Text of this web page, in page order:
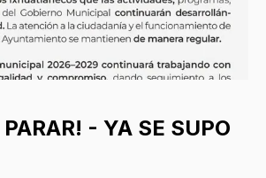
- YA SE SUPO